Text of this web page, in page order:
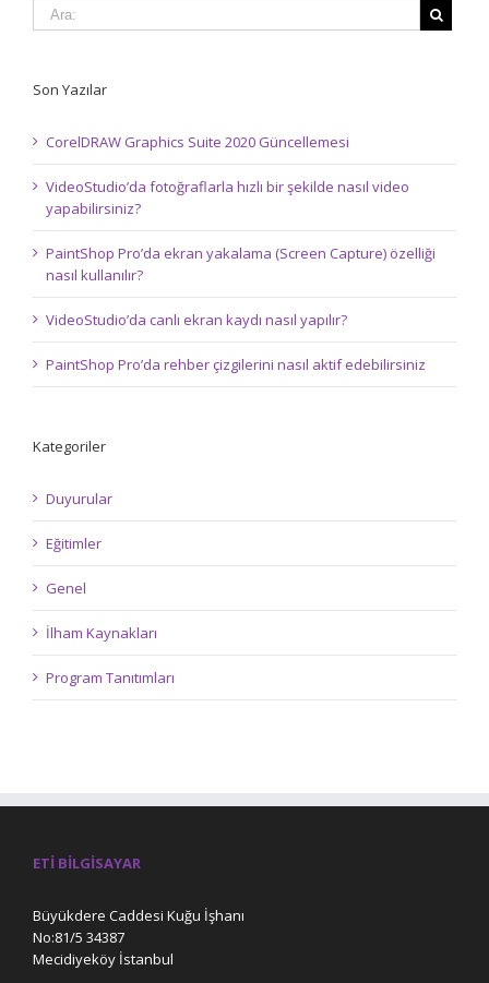
Son Yazılar
CorelDRAW Graphics Suite 2020 Güncellemesi
VideoStudio’da fotoğraflarla hızlı bir şekilde nasıl video
yapabilirsiniz?
PaintShop Pro’da ekran yakalama (Screen Capture) özelliği
nasıl kullanılır?
VideoStudio’da canlı ekran kaydı nasıl yapılır?
PaintShop Pro’da rehber çizgilerini nasıl aktif edebilirsiniz
Kategoriler
Duyurular
Eğitimler
Genel
İlham Kaynakları
Program Tanıtımları
ETI BILGISAYAR
Büyükdere Caddesi Kuğu İşhanı
No:81/5 34387
Mecidiyeköy İstanbul